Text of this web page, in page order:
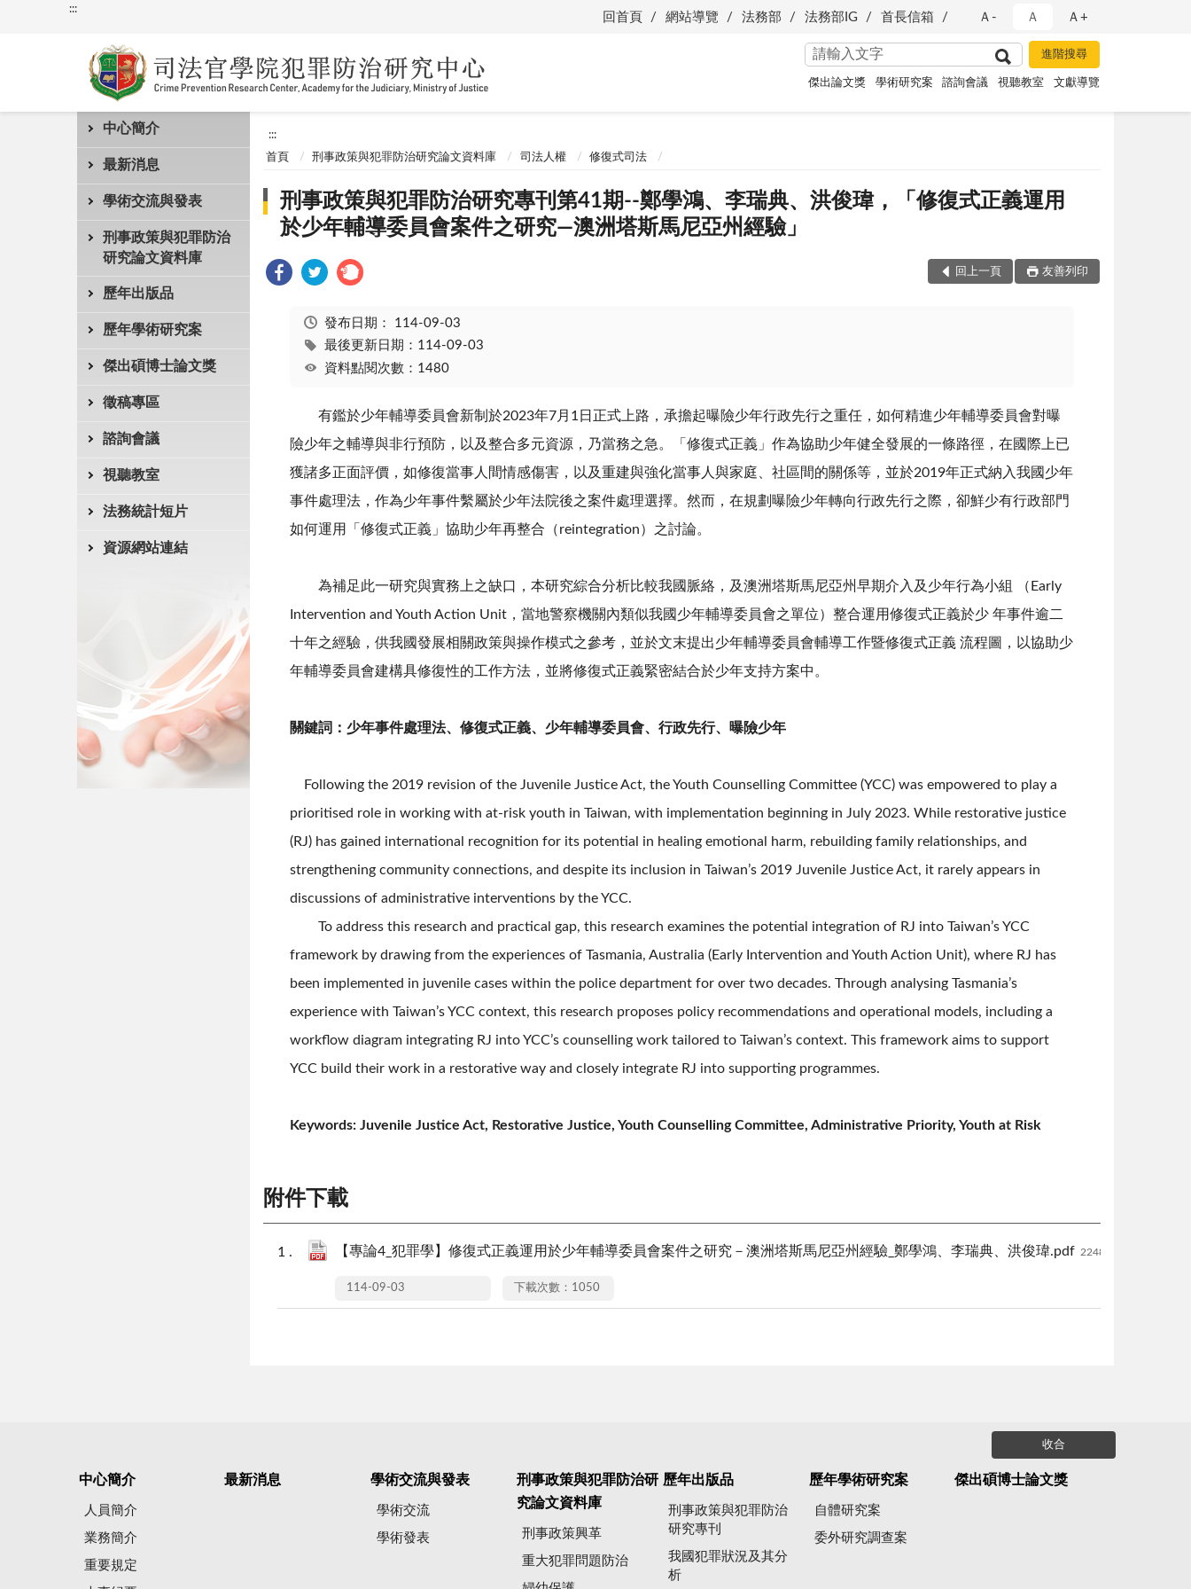
:::
回首頁 網站導覽 法務部 法務部IG 首長信箱 Ａ- Ａ Ａ+
傑出論文獎 學術研究案 諮詢會議 視聽教室 文獻導覽
中心簡介
最新消息
學術交流與發表
刑事政策與犯罪防治
研究論文資料庫
歷年出版品
歷年學術研究案
傑出碩博士論文獎
徵稿專區
諮詢會議
視聽教室
法務統計短片
資源網站連結
:::
首頁 刑事政策與犯罪防治研究論文資料庫 司法人權 修復式司法
刑事政策與犯罪防治研究專刊第41期--鄭學鴻、李瑞典、洪俊瑋，「修復式正義運用
於少年輔導委員會案件之研究—澳洲塔斯馬尼亞州經驗」
回上一頁 友善列印
發布日期： 114-09-03
最後更新日期：114-09-03
資料點閱次數：1480
有鑑於少年輔導委員會新制於2023年7月1日正式上路，承擔起曝險少年行政先行之重任，如何精進少年輔導委員會對曝
險少年之輔導與非行預防，以及整合多元資源，乃當務之急。「修復式正義」作為協助少年健全發展的一條路徑，在國際上已
獲諸多正面評價，如修復當事人間情感傷害，以及重建與強化當事人與家庭、社區間的關係等，並於2019年正式納入我國少年
事件處理法，作為少年事件繫屬於少年法院後之案件處理選擇。然而，在規劃曝險少年轉向行政先行之際，卻鮮少有行政部門
如何運用「修復式正義」協助少年再整合（reintegration）之討論。
為補足此一研究與實務上之缺口，本研究綜合分析比較我國脈絡，及澳洲塔斯馬尼亞州早期介入及少年行為小組 （Early
Intervention and Youth Action Unit，當地警察機關內類似我國少年輔導委員會之單位）整合運用修復式正義於少 年事件逾二
十年之經驗，供我國發展相關政策與操作模式之參考，並於文末提出少年輔導委員會輔導工作暨修復式正義 流程圖，以協助少
年輔導委員會建構具修復性的工作方法，並將修復式正義緊密結合於少年支持方案中。
關鍵詞：少年事件處理法、修復式正義、少年輔導委員會、行政先行、曝險少年
Following the 2019 revision of the Juvenile Justice Act, the Youth Counselling Committee (YCC) was empowered to play a
prioritised role in working with at-risk youth in Taiwan, with implementation beginning in July 2023. While restorative justice
(RJ) has gained international recognition for its potential in healing emotional harm, rebuilding family relationships, and
strengthening community connections, and despite its inclusion in Taiwan’s 2019 Juvenile Justice Act, it rarely appears in
discussions of administrative interventions by the YCC.
To address this research and practical gap, this research examines the potential integration of RJ into Taiwan’s YCC
framework by drawing from the experiences of Tasmania, Australia (Early Intervention and Youth Action Unit), where RJ has
been implemented in juvenile cases within the police department for over two decades. Through analysing Tasmania’s
experience with Taiwan’s YCC context, this research proposes policy recommendations and operational models, including a
workflow diagram integrating RJ into YCC’s counselling work tailored to Taiwan’s context. This framework aims to support
YCC build their work in a restorative way and closely integrate RJ into supporting programmes.
Keywords: Juvenile Justice Act, Restorative Justice, Youth Counselling Committee, Administrative Priority, Youth at Risk
附件下載
【專論4_犯罪學】修復式正義運用於少年輔導委員會案件之研究－澳洲塔斯馬尼亞州經驗_鄭學鴻、李瑞典、洪俊瑋.pdf 2248 KB
114-09-03 下載次數：1050
收合
中心簡介
人員簡介
業務簡介
重要規定
最新消息 學術交流與發表
學術交流
學術發表
刑事政策與犯罪防治研
究論文資料庫
刑事政策興革
重大犯罪問題防治
歷年出版品
刑事政策與犯罪防治
研究專刊
我國犯罪狀況及其分
析
歷年學術研究案
自體研究案
委外研究調查案
傑出碩博士論文獎